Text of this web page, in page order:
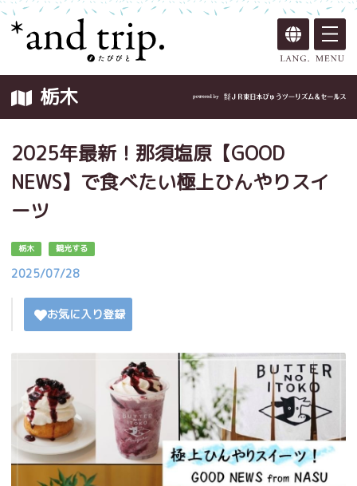
栃木
2025年最新！那須塩原【GOOD
NEWS】で食べたい極上ひんやりスイ
ーツ
栃木 観光する
2025/07/28
お気に入り登録